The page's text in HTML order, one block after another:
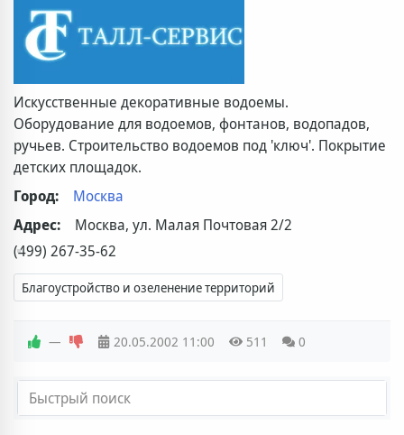
Искусственные декоративные водоемы.
Оборудование для водоемов, фонтанов, водопадов,
ручьев. Строительство водоемов под 'ключ'. Покрытие
детских площадок.
Город:
Москва
Адрес:
Москва, ул. Малая Почтовая 2/2
(499) 267-35-62
Благоустройство и озеленение территорий
— 20.05.2002 11:00 511 0